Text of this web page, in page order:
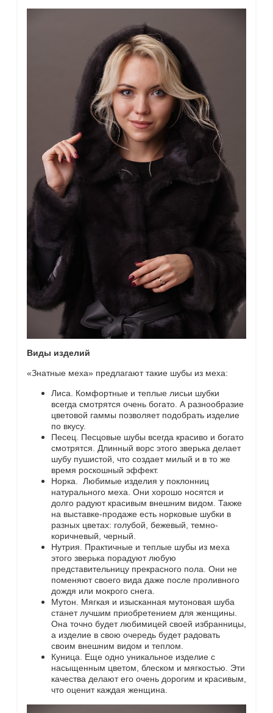
Виды изделий
«Знатные меха» предлагают такие шубы из меха:
Лиса. Комфортные и теплые лисьи шубки
всегда смотрятся очень богато. А разнообразие
цветовой гаммы позволяет подобрать изделие
по вкусу.
Песец. Песцовые шубы всегда красиво и богато
смотрятся. Длинный ворс этого зверька делает
шубу пушистой, что создает милый и в то же
время роскошный эффект.
Норка. Любимые изделия у поклонниц
натурального меха. Они хорошо носятся и
долго радуют красивым внешним видом. Также
на выставке-продаже есть норковые шубки в
разных цветах: голубой, бежевый, темно-
коричневый, черный.
Нутрия. Практичные и теплые шубы из меха
этого зверька порадуют любую
представительницу прекрасного пола. Они не
поменяют своего вида даже после проливного
дождя или мокрого снега.
Мутон. Мягкая и изысканная мутоновая шуба
станет лучшим приобретением для женщины.
Она точно будет любимицей своей избранницы,
а изделие в свою очередь будет радовать
своим внешним видом и теплом.
Куница. Еще одно уникальное изделие с
насыщенным цветом, блеском и мягкостью. Эти
качества делают его очень дорогим и красивым,
что оценит каждая женщина.